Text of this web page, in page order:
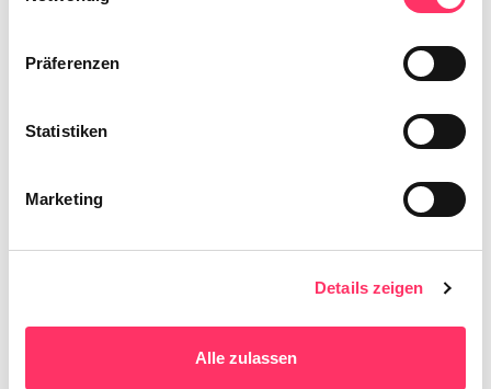
Präferenzen
Statistiken
Marketing
Details zeigen
Alle zulassen
Sie haben nichts Passendes gefunden? Wir helfen Ihnen
gerne weiter! Sollte nicht die passende Farbe oder der
Bewertungen
Trusted Shops Bewertungen